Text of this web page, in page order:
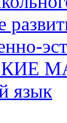
язык